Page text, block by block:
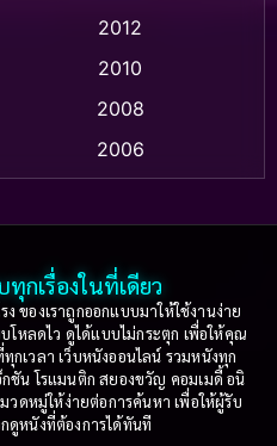
เรื่องจริง(36)
(16)
(1)
(3)
2012
2010
2008
2006
2002
2000
1998
1996
1994
1992
กเรื่องในที่เดียว
ของเราถูกออกแบบมาให้ใช้งานง่าย
หลดไว ดูได้แบบไม่กระตุก เพื่อให้คุณ
กเวลา เว็บหนังออนไลน์ รวมหนังทุก
ชัน โรแมนติก สยองขวัญ คอมเมดี้ อนิ
ดหมู่ให้ง่ายต่อการค้นหา เพื่อให้ผู้รับ
ดูหนังที่ต้องการได้ทันที